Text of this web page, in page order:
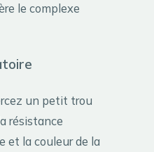
le complexe
un petit trou
résistance
et la couleur de la